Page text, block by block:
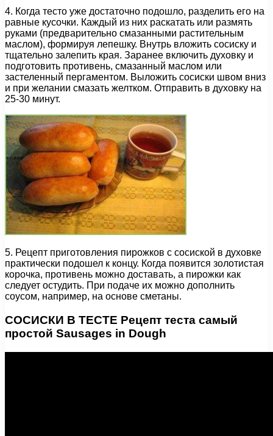
4. Когда тесто уже достаточно подошло, разделить его на
равные кусочки. Каждый из них раскатать или размять
руками (предварительно смазанными растительным
маслом), формируя лепешку. Внутрь вложить сосиску и
тщательно залепить края. Заранее включить духовку и
подготовить противень, смазанный маслом или
застеленный пергаментом. Выложить сосиски швом вниз
и при желании смазать желтком. Отправить в духовку на
25-30 минут.
5. Рецепт приготовления пирожков с сосиской в духовке
практически подошел к концу. Когда появится золотистая
корочка, противень можно доставать, а пирожки как
следует остудить. При подаче их можно дополнить
соусом, например, на основе сметаны.
СОСИСКИ В ТЕСТЕ Рецепт теста самый
простой Sausages in Dough